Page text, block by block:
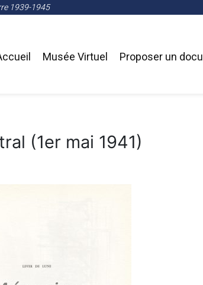
1939-1945
Musée Virtuel Proposer un
(1er mai 1941)